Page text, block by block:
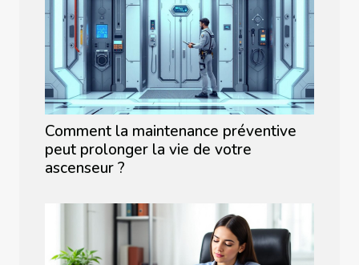
Comment la maintenance préventive
peut prolonger la vie de votre
ascenseur ?